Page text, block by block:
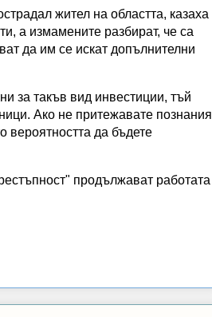
жител на областта, казаха
а измамените разбират, че са
да им се искат допълнителни
за такъв вид инвестиции, тъй
Ако не притежавате познания
вероятността да бъдете
продължават работата